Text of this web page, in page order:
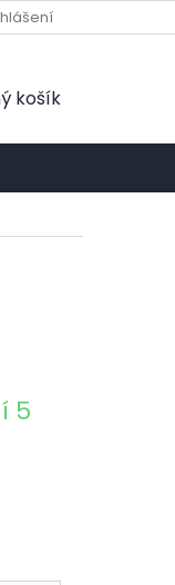
MÍSTO
košík
5